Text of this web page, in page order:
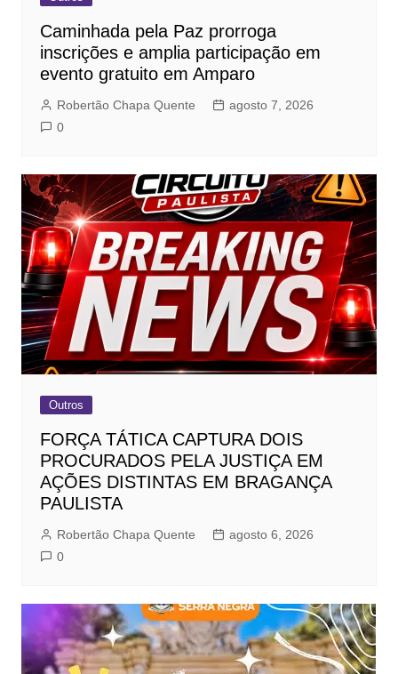
Caminhada pela Paz prorroga
inscrições e amplia participação em
evento gratuito em Amparo
Robertão Chapa Quente
agosto 7, 2026
0
Outros
FORÇA TÁTICA CAPTURA DOIS
PROCURADOS PELA JUSTIÇA EM
AÇÕES DISTINTAS EM BRAGANÇA
PAULISTA
Robertão Chapa Quente
agosto 6, 2026
0